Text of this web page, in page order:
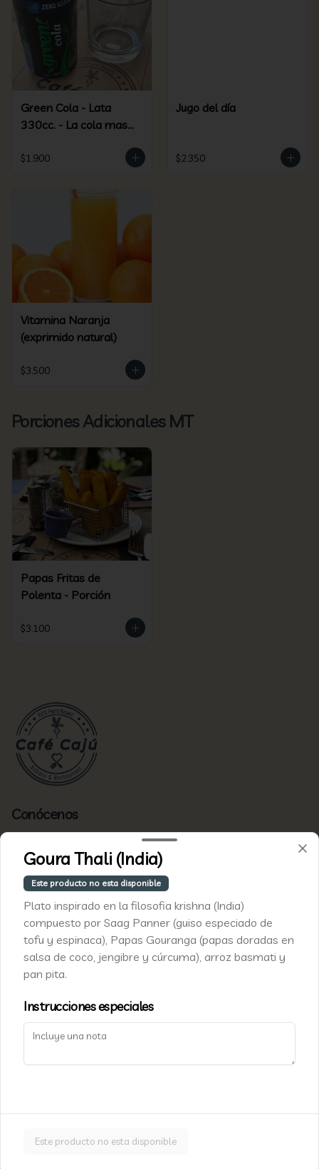
Green Cola - Lata
330cc. - La cola mas
$1.900
Jugo del día
$2.350
Vitamina Naranja
(exprimido natural)
$3.500
Porciones Adicionales MT
Papas Fritas de
Polenta - Porción
$3.100
Conócenos
Luis Pasteur 5337, Vitacura
+562 2455 9010
info@cafe-caju.com
Términos y condiciones
Política de privacidad
Redes sociales
Instagram
Facebook
Mi cuenta
Cajú Fidelity
Iniciar sesión
Goura Thali (India)
Este producto no esta disponible
Plato inspirado en la filosofia krishna (India)
compuesto por Saag Panner (guiso especiado de
tofu y espinaca), Papas Gouranga (papas doradas en
salsa de coco, jengibre y cúrcuma), arroz basmati y
pan pita.
Instrucciones especiales
Este producto no esta disponible